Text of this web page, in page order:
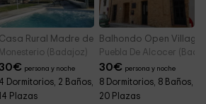
Casa Rural Madre del Agua- Finca El
Monesterio (Badajoz)
€ persona y noche
4 Dormitorios, 2 Baños,
14 Plazas
Balhondo Open Village
Puebla De Alcocer
30€ persona y noche
8 Dormitorios, 8 Baños,
20 Plazas